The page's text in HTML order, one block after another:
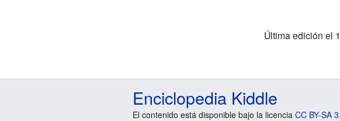
Última edición el
Enciclopedia Kiddle
El contenido está disponible bajo la licencia CC BY-SA